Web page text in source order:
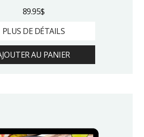
89.95$
PLUS DE DÉTAILS
AU PANIER